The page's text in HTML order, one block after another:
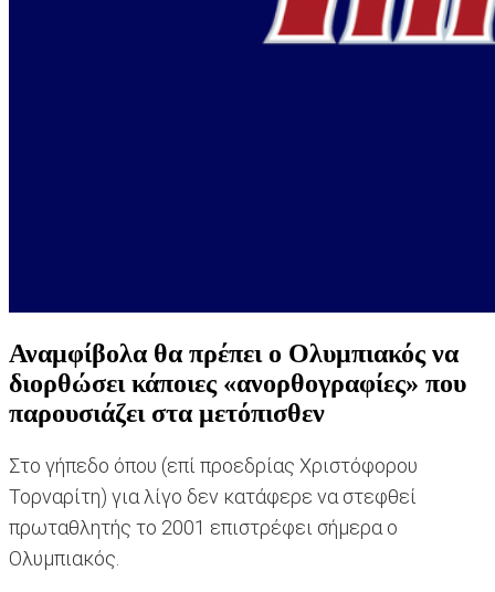
Αναμφίβολα θα πρέπει ο Ολυμπιακός να
διορθώσει κάποιες «ανορθογραφίες» που
παρουσιάζει στα μετόπισθεν
Στο γήπεδο όπου (επί προεδρίας Χριστόφορου
Τορναρίτη) για λίγο δεν κατάφερε να στεφθεί
πρωταθλητής το 2001 επιστρέφει σήμερα ο
Ολυμπιακός.